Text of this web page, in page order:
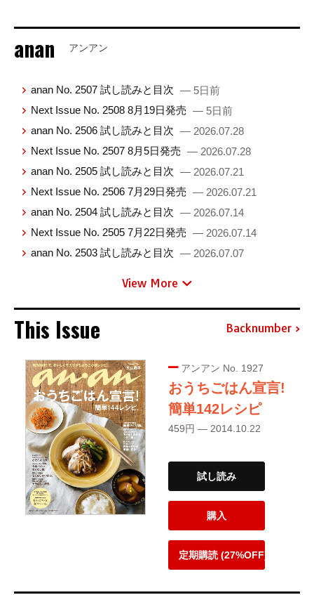
anan アンアン
anan No. 2507 試し読みと目次 — 5日前
Next Issue No. 2508 8月19日発売 — 5日前
anan No. 2506 試し読みと目次 — 2026.07.28
Next Issue No. 2507 8月5日発売 — 2026.07.28
anan No. 2505 試し読みと目次 — 2026.07.21
Next Issue No. 2506 7月29日発売 — 2026.07.21
anan No. 2504 試し読みと目次 — 2026.07.14
Next Issue No. 2505 7月22日発売 — 2026.07.14
anan No. 2503 試し読みと目次 — 2026.07.07
View More
This Issue Backnumber
アンアン No. 1927
おうちごはん宣言!
簡単142レシピ
459円 — 2014.10.22
試し読み
購入
定期購読 (27%OFF)